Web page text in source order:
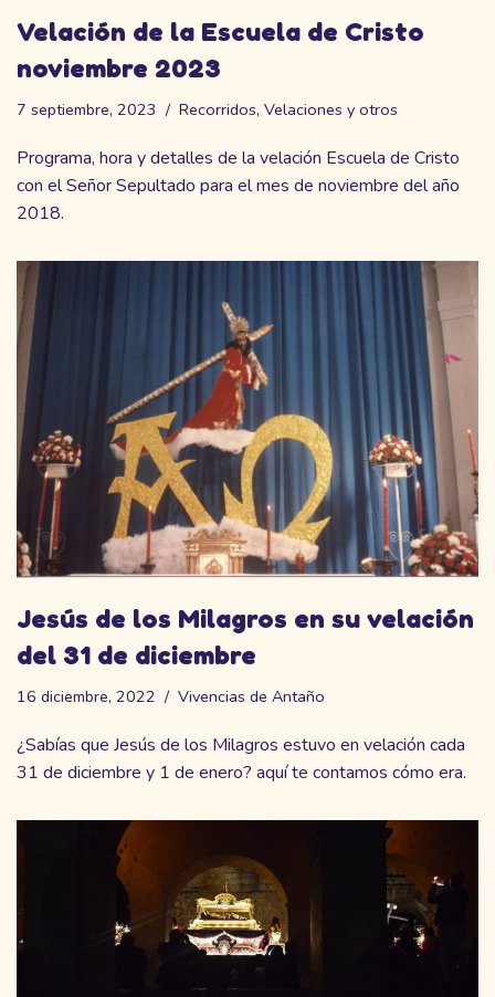
Velación de la Escuela de Cristo
noviembre 2023
7 septiembre, 2023 Recorridos, Velaciones y otros
Programa, hora y detalles de la velación Escuela de Cristo
con el Señor Sepultado para el mes de noviembre del año
2018.
Jesús de los Milagros en su velación
del 31 de diciembre
16 diciembre, 2022 Vivencias de Antaño
¿Sabías que Jesús de los Milagros estuvo en velación cada
31 de diciembre y 1 de enero? aquí te contamos cómo era.